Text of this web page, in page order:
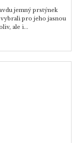
jemný prstýnek
pro jeho jasnou
ale i...